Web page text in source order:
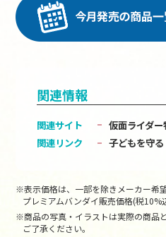
関連情報
関連サイト
仮面ライダ
関連リンク
子どもを守
※表示価格は、一部を除きメーカー希
プレミアムバンダイ販売価格(税10%
※商品の写真・イラストは実際の商品
ご了承ください。